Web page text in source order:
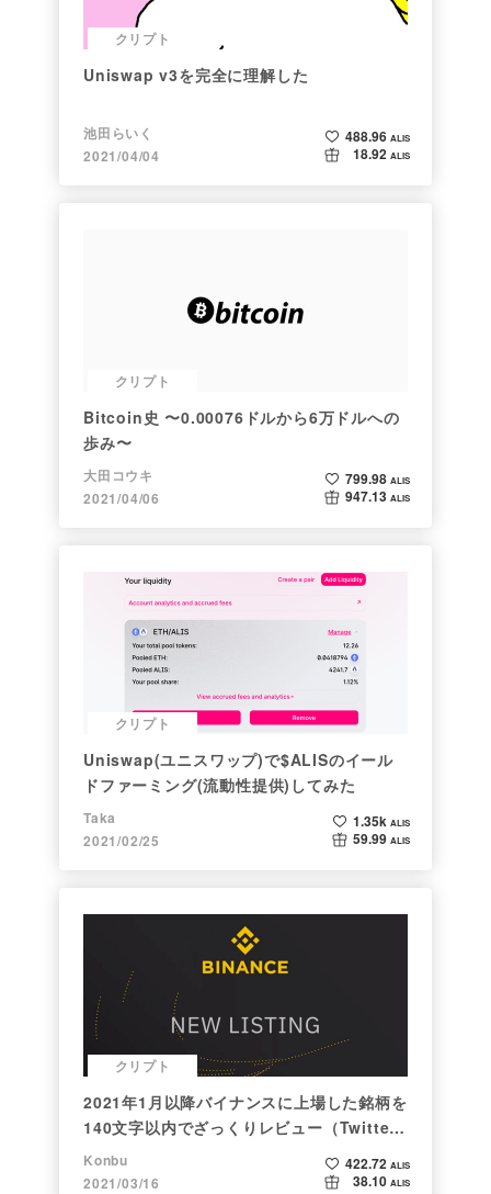
クリプト
Uniswap v3を完全に理解した
池田らいく
2021/04/04
488.96 ALIS
18.92 ALIS
クリプト
Bitcoin史 〜0.00076ドルから6万ドルへの
歩み〜
大田コウキ
2021/04/06
799.98 ALIS
947.13 ALIS
クリプト
Uniswap(ユニスワップ)で$ALISのイール
ドファーミング(流動性提供)してみた
Taka
2021/02/25
1.35k ALIS
59.99 ALIS
クリプト
2021年1月以降バイナンスに上場した銘柄を
140文字以内でざっくりレビュー（Twitter
向け情報まとめ）
Konbu
2021/03/16
422.72 ALIS
38.10 ALIS